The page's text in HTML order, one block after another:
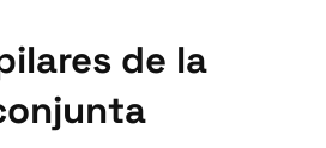
de la